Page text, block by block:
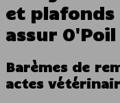
et plafonds
assur O'Poil
Barèmes de
actes